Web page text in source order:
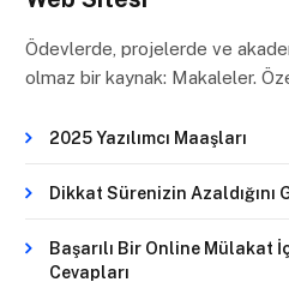
Ödevlerde, projelerde ve
olmaz bir kaynak: Makaleler.
2025 Yazılımcı Maaşları
Dikkat Sürenizin Azaldığını
Başarılı Bir Online Mülakat
Cevapları